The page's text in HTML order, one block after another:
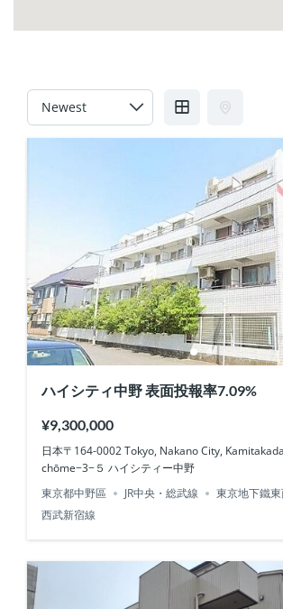
ハイシティ中野 表面投報率7.09%
¥9,300,000
日本〒164-0002 Tokyo, Nakano City,
chōme−3−５ ハイシティー中野
東京都中野區
JR中央・総武線
東京地下鐵
西武新宿線